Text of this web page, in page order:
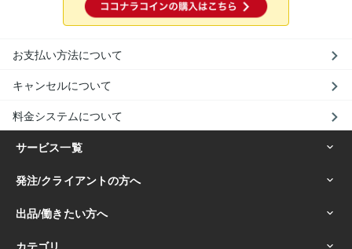
お支払い方法について
キャンセルについて
料金システムについて